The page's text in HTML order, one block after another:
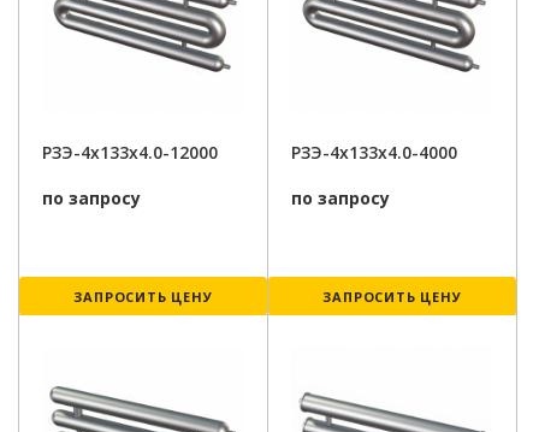
РЗЭ-4x133x4.0-12000
по запросу
ЗАПРОСИТЬ ЦЕНУ
РЗЭ-4x133x4.0-4000
по запросу
ЗАПРОСИТЬ ЦЕНУ